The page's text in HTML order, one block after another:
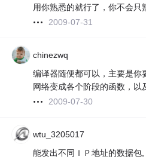
用你熟悉的就行了，你不会只
2009-07-31
chinezwq
编译器随便都可以，主要是你
网络变成各个阶段的函数，以
2009-07-30
wtu_3205017
能发出不同ＩＰ地址的数据包